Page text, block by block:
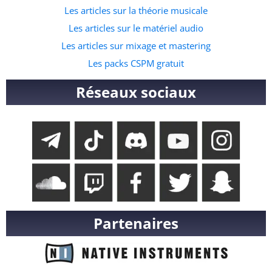
Les articles sur la théorie musicale
Les articles sur le matériel audio
Les articles sur mixage et mastering
Les packs CSPM gratuit
Réseaux sociaux
Partenaires